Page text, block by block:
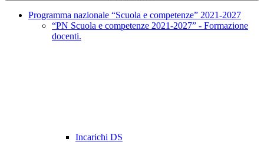
Programma nazionale “Scuola e competenze” 2021-2027
“PN Scuola e competenze 2021-2027” - Formazione
docenti.
Incarichi DS